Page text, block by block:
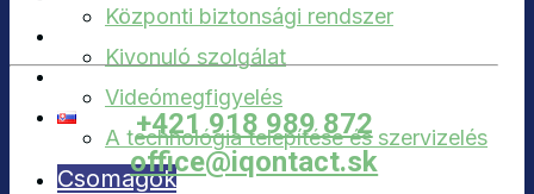
Kapcsolat
Központi biztonsági rendszer
Kivonuló szolgálat
Videómegfigyelés
A technológia telepítése és szervizelés
Csomagok
+421 918 989 872
office@iqontact.sk